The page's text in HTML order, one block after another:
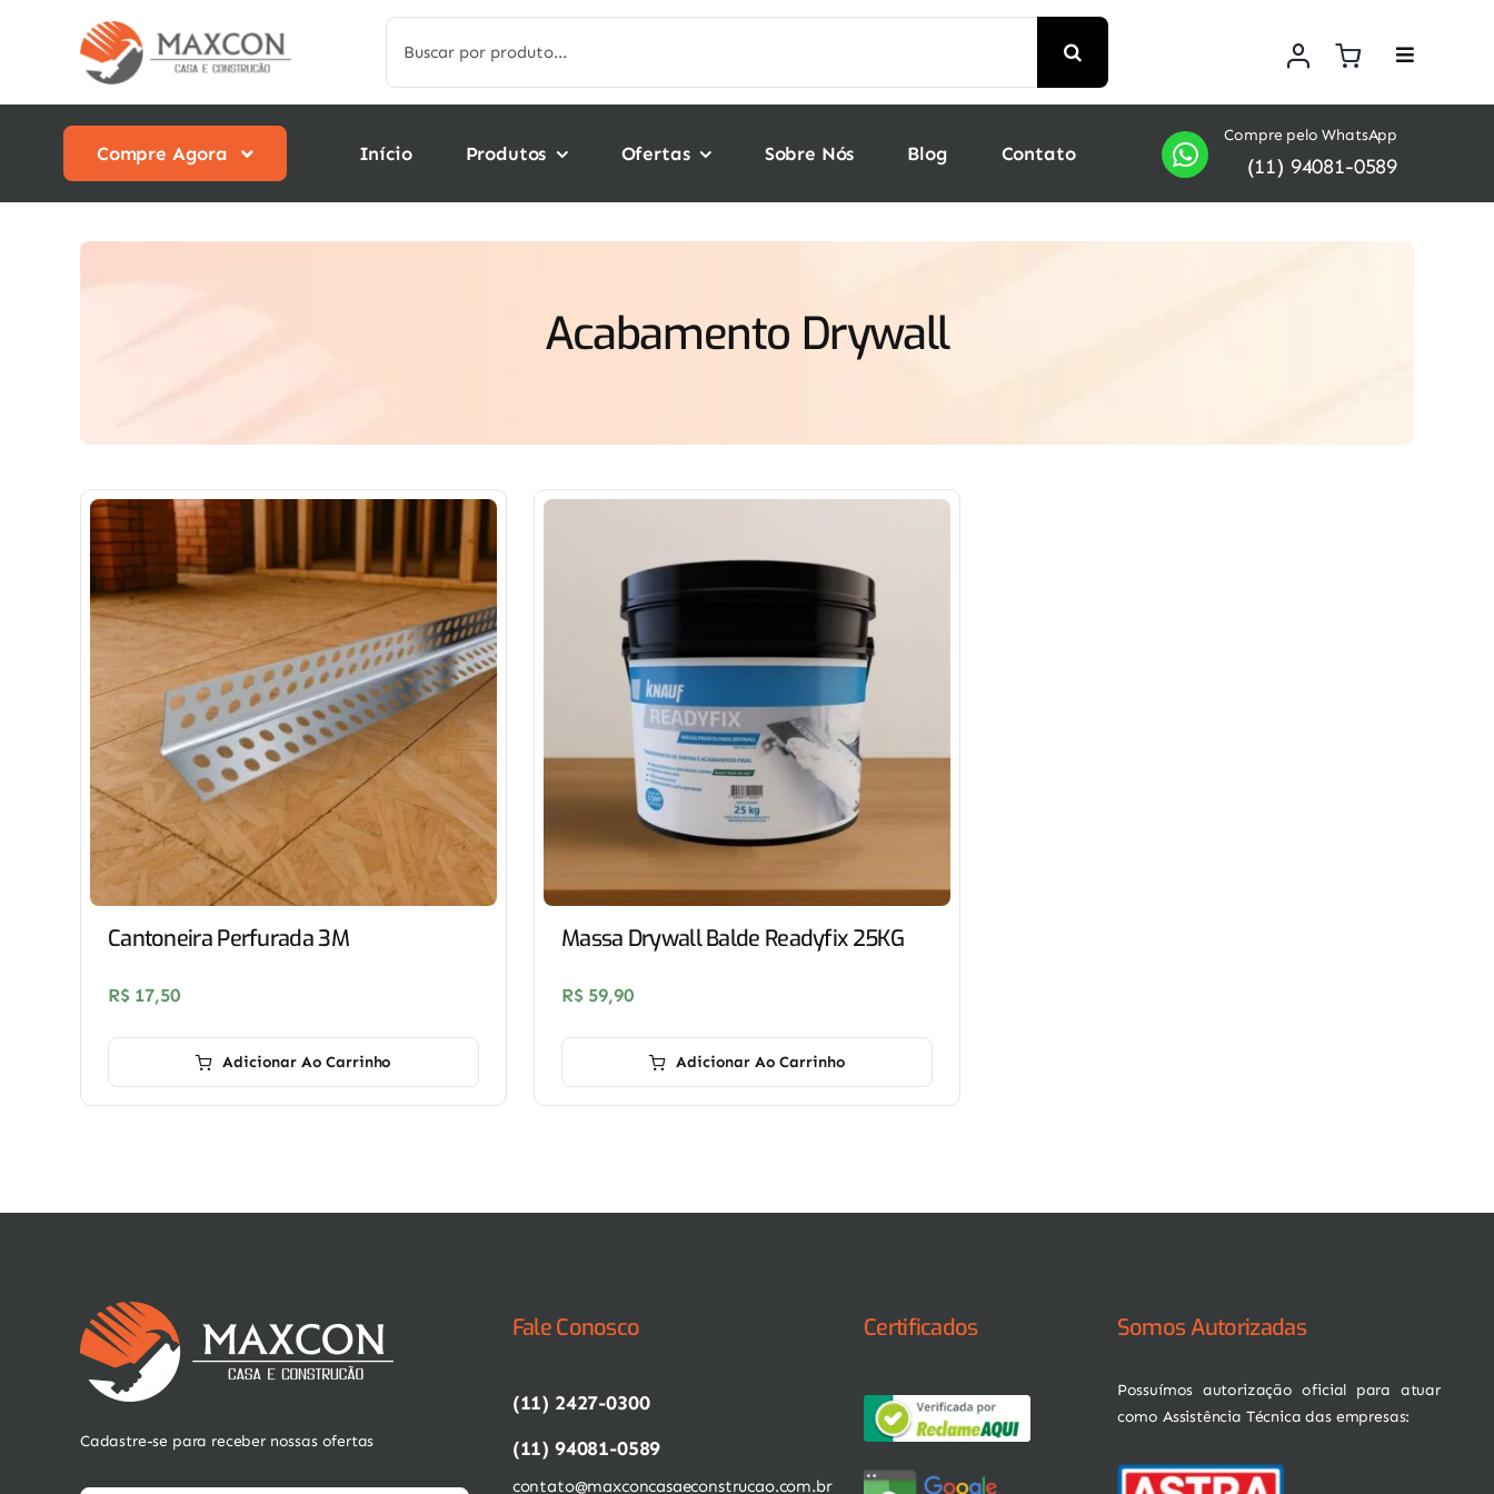
for:
Compre Agora Início Produtos Ofertas Sobre Nós Blog Contato
Compre pelo WhatsApp
(11) 94081-0589
Acabamento Drywall
Cantoneira Perfurada 3M
R$ 17,50
Adicionar Ao Carrinho
Massa Drywall Balde Readyfix 25KG
R$ 59,90
Adicionar Ao Carrinho
Cadastre-se para receber nossas ofertas
Fale Conosco
(11) 2427-0300
(11) 94081-0589
contato@maxconcasaeconstrucao.com.br
Certificados Somos Autorizadas
Possuímos autorização oficial para atuar
como Assistência Técnica das empresas: